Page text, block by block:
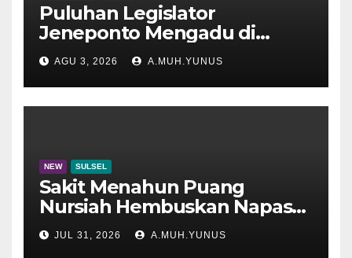
Puluhan Legislator
Jeneponto Mengadu di
Disdik Sulsel
AGU 3, 2026 A.MUH.YUNUS
NEW SULSEL
Sakit Menahun Puang
Nursiah Hembuskan Napas
Terakhir
JUL 31, 2026 A.MUH.YUNUS